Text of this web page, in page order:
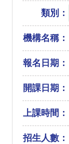
類別：
機構名稱：
報名日期：
開課日期：
上課時間：
招生人數：